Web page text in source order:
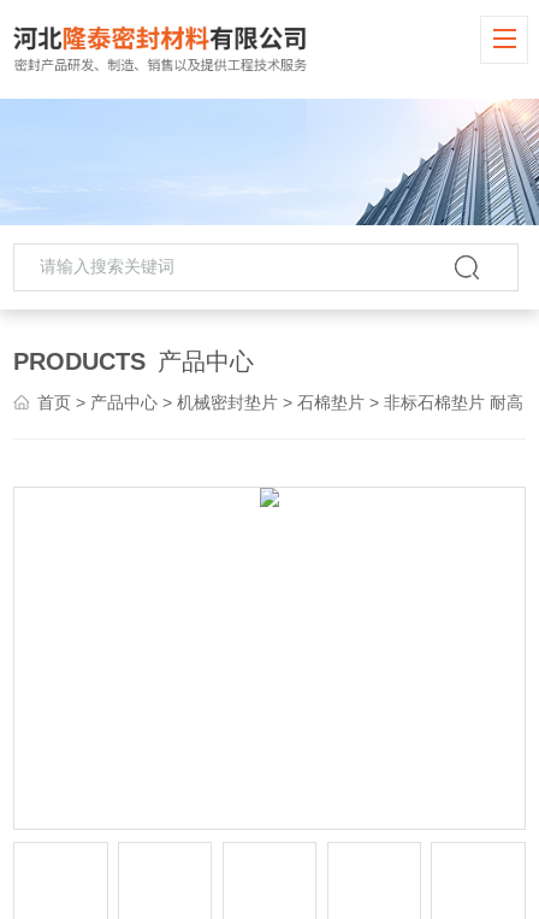
PRODUCTS 产品中心
首页 > 产品中心 >机械密封垫片 >石棉垫片 > 非标石棉垫片 耐高压垫片批发